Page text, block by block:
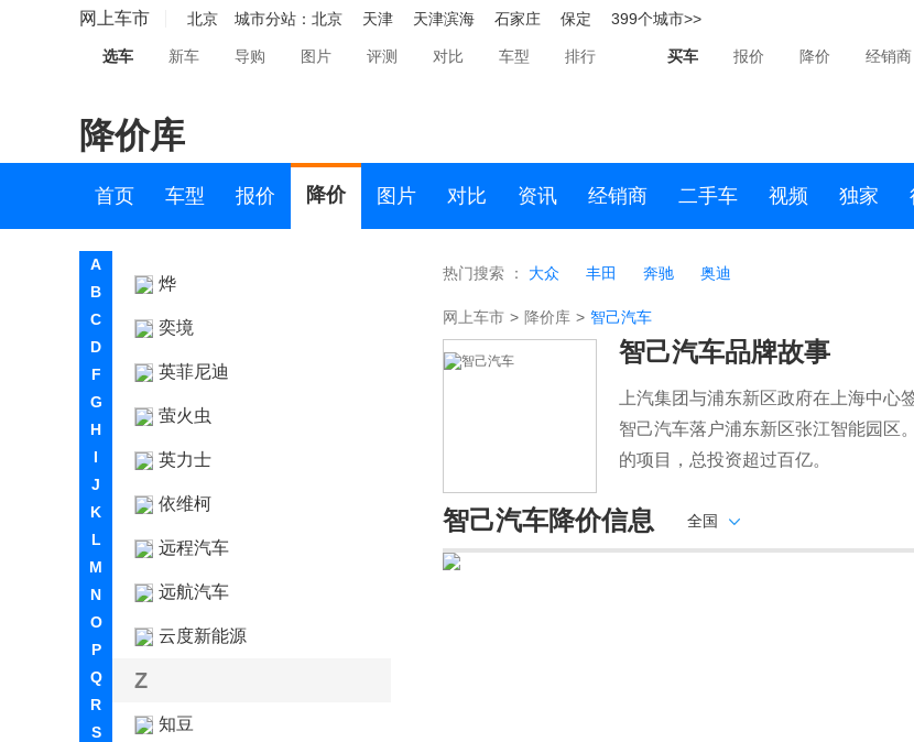
网上车市 北京 城市分站： 北京 天津 天津滨海 石家庄 保定 399个城市>>
选车 新车 导购 图片 评测 对比 车型 排行 买车 报价 降价 经销商
降价库
首页 车型 报价 降价 图片 对比 资讯 经销商 二手车 视频 独家
A
B
C
D
F
G
H
I
J
K
L
M
N
O
P
Q
R
S
星际
星途
雪铁龙
烨
奕境
英菲尼迪
萤火虫
英力士
依维柯
远程汽车
远航汽车
云度新能源
Z
知豆
热门搜索 ： 大众 丰田 奔驰 奥迪
网上车市 > 降价库 > 智己汽车
智己汽车品牌故事
上汽集团与浦东新区政府在上海中
智己汽车落户浦东新区张江智能园区
的项目，总投资超过百亿。
智己汽车降价信息 全国